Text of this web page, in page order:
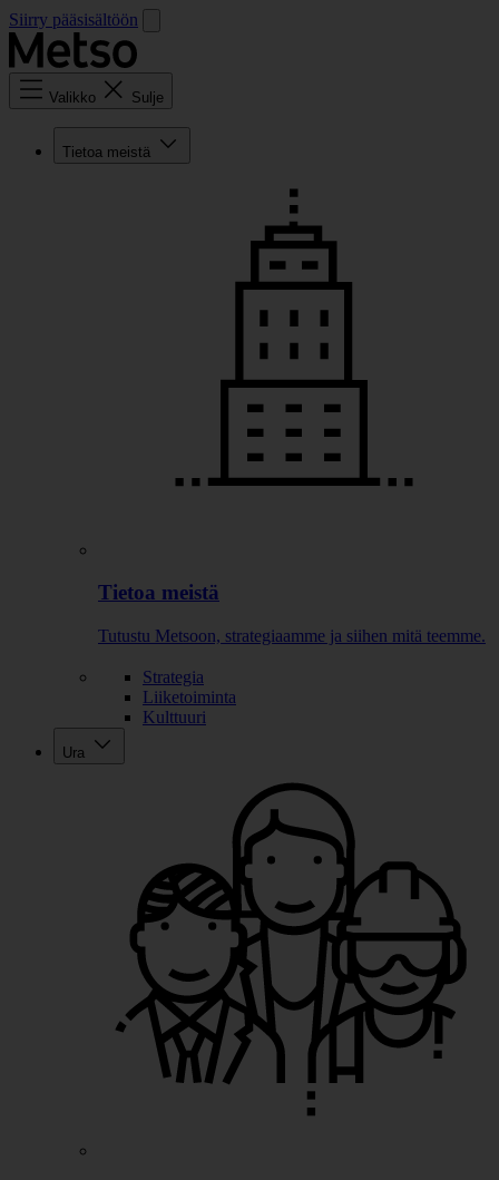
Siirry pääsisältöön
Valikko Sulje
Tietoa meistä
Tietoa meistä
Tutustu Metsoon, strategiaamme ja siihen mitä teemme.
Strategia
Liiketoiminta
Kulttuuri
Ura